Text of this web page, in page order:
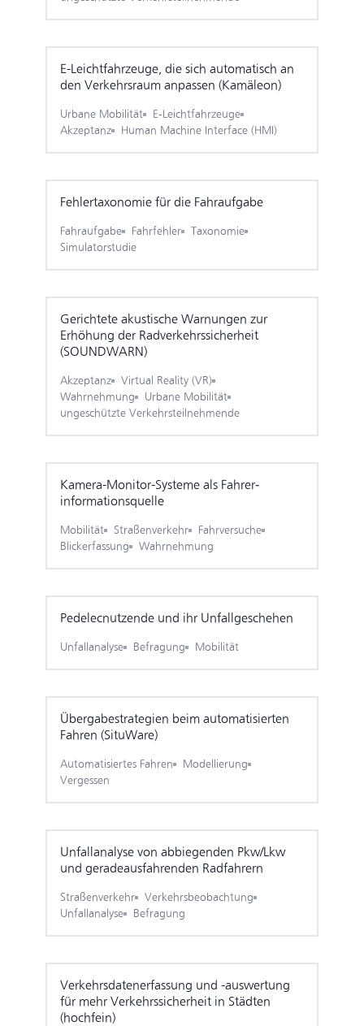
E-Leicht­fahrzeuge, die sich automatisch an
den Verkehrsraum anpassen (Kamäleon)
Urbane Mobilität
E-Leichtfahrzeuge
Akzeptanz
Human Machine Interface (HMI)
Fehler­taxonomie für die Fahraufgabe
Fahraufgabe Fahrfehler
Taxonomie
Simulatorstudie
Gerichtete akustische Warnungen zur
Erhöhung der Radverkehrs­sicherheit
(SOUNDWARN)
Akzeptanz
Virtual Reality (VR)
Wahrnehmung
Urbane Mobilität
ungeschützte Verkehrsteilnehmende
Kamera-Monitor-Systeme als Fahrer­
informations­quelle
Mobilität Straßenverkehr
Fahrversuche
Blickerfassung
Wahrnehmung
Pedelec­nutzende und ihr Unfall­geschehen
Unfallanalyse Befragung Mobilität
Übergabe­strategien beim automatisierten
Fahren (SituWare)
Automatisiertes Fahren
Modellierung
Vergessen
Unfallanalyse von abbiegenden Pkw/Lkw
und geradeaus­fahrenden Radfahrern
Straßenverkehr
Verkehrsbeobachtung
Unfallanalyse
Befragung
Verkehrs­daten­erfassung und -auswertung
für mehr Verkehrs­sicherheit in Städten
(hochfein)